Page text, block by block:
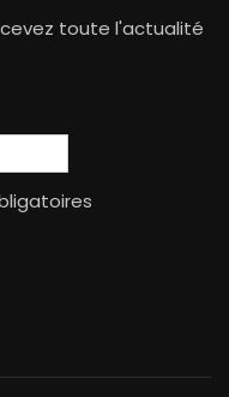
toute l'actualité